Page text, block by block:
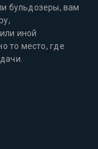
бульдозеры, вам
иной
то место, где